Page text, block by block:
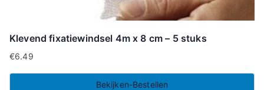
Klevend fixatiewindsel 4m x 8 cm – 5 stuks
€6.49
Bekijken-Bestellen